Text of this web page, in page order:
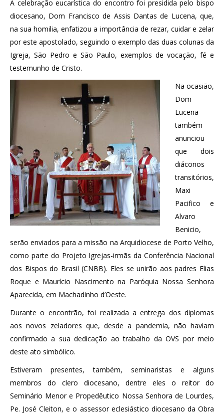
A celebração eucarística do encontro foi presidida pelo bispo
diocesano, Dom Francisco de Assis Dantas de Lucena, que,
na sua homilia, enfatizou a importância de rezar, cuidar e zelar
por este apostolado, seguindo o exemplo das duas colunas da
Igreja, São Pedro e São Paulo, exemplos de vocação, fé e
testemunho de Cristo.
Na ocasião,
Dom
Lucena
também
anunciou
que dois
diáconos
transitórios,
Maxi
Pacifico e
Alvaro
Benicio,
serão enviados para a missão na Arquidiocese de Porto Velho,
como parte do Projeto Igrejas-irmãs da Conferência Nacional
dos Bispos do Brasil (CNBB). Eles se unirão aos padres Elias
Roque e Maurício Nascimento na Paróquia Nossa Senhora
Aparecida, em Machadinho d’Oeste.
Durante o encontrão, foi realizada a entrega dos diplomas
aos novos zeladores que, desde a pandemia, não haviam
confirmado a sua dedicação ao trabalho da OVS por meio
deste ato simbólico.
Estiveram presentes, também, seminaristas e alguns
membros do clero diocesano, dentre eles o reitor do
Seminário Menor e Propedêutico Nossa Senhora de Lourdes,
Pe. José Cleiton, e o assessor eclesiástico diocesano da Obra